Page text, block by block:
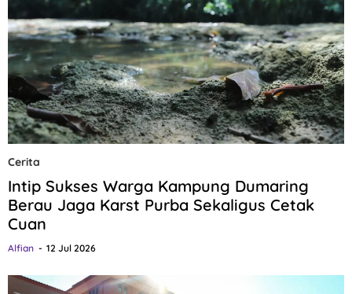
Cerita
Intip Sukses Warga Kampung Dumaring
Berau Jaga Karst Purba Sekaligus Cetak
Cuan
Alfian 12 Jul 2026